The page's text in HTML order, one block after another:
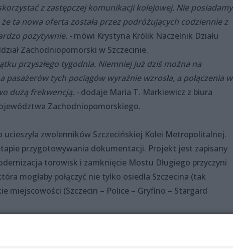
z zastępczej komunikacji kolejowej. Nie posiadamy
ta nowa oferta została przez podróżujących codziennie z
pozytywnie. -mówi Krystyna Królik Naczelnik Działu
Zachodniopomorski w Szczecinie.
przyszłego tygodnia. Niemniej już dziś można na
tych pociągów wyraźnie wzrosła, a połączenia w
dużą frekwencją. -dodaje Maria T. Markiewicz z biura
Zachodniopomorskiego.
zwolenników Szczecińskiej Kolei Metropolitalnej.
przygotowywania dokumentacji. Projekt jest zapisany
torowisk i zamknięcie Mostu Długiego przyczyni
mogłaby połączyć nie tylko osiedla Szczecina (tak
miejscowości (Szczecin – Police – Gryfino – Stargard